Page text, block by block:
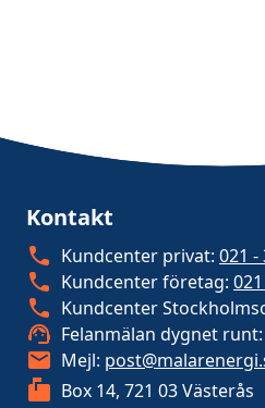
Kontakt
Kundcenter privat: 021 -
Kundcenter företag:
Kundcenter
Felanmälan dygnet runt:
Mejl:
Box 14, 721 03 Västerås